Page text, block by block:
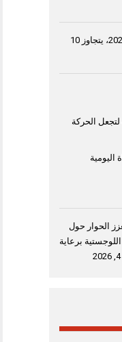
إنتاج القمح في مصر خلال موسم 2026، يتجاوز 10
الحركة
اليومية
للاستثمار 2026” يعزز الحوار حول
برعاية